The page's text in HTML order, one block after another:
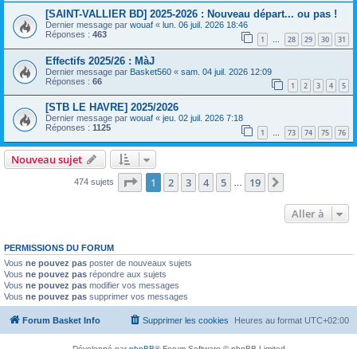
[SAINT-VALLIER BD] 2025-2026 : Nouveau départ... ou pas !
Dernier message par wouaf « lun. 06 juil. 2026 18:46
Réponses : 463 1 … 28 29 30 31
Effectifs 2025/26 : MàJ
Dernier message par Basket560 « sam. 04 juil. 2026 12:09
Réponses : 66 1 2 3 4 5
[STB LE HAVRE] 2025/2026
Dernier message par wouaf « jeu. 02 juil. 2026 7:18
Réponses : 1125 1 … 73 74 75 76
Nouveau sujet
474 sujets Page 1sur19
1 2 3 4 5 19
Aller à
PERMISSIONS DU FORUM
Vous ne pouvez pas poster de nouveaux sujets
Vous ne pouvez pas répondre aux sujets
Vous ne pouvez pas modifier vos messages
Vous ne pouvez pas supprimer vos messages
Forum Basket Info Heures au format UTC+02:00
Supprimer les cookies